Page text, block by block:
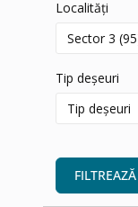
Localități
Tip deșeuri
FILTREAZĂ